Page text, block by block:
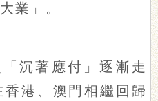
業」。
沉著應付」逐漸走
港、澳門相繼回歸